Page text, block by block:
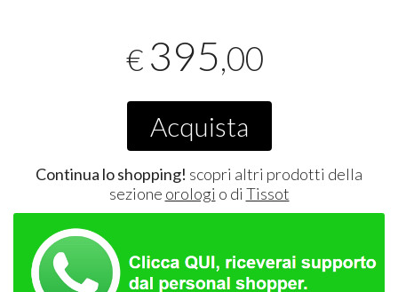
€ 395,00
Acquista
Continua lo shopping! scopri altri prodotti della
sezione orologi o di Tissot